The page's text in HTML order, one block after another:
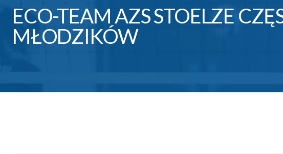
ECO-TEAM AZS STOELZE
MŁODZIKÓW